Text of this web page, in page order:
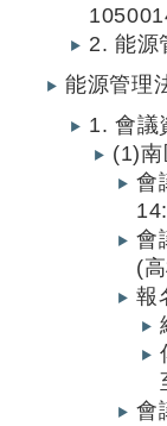
2. 能源
能源管理
1. 會議
(1)南
會
會
(
報
會